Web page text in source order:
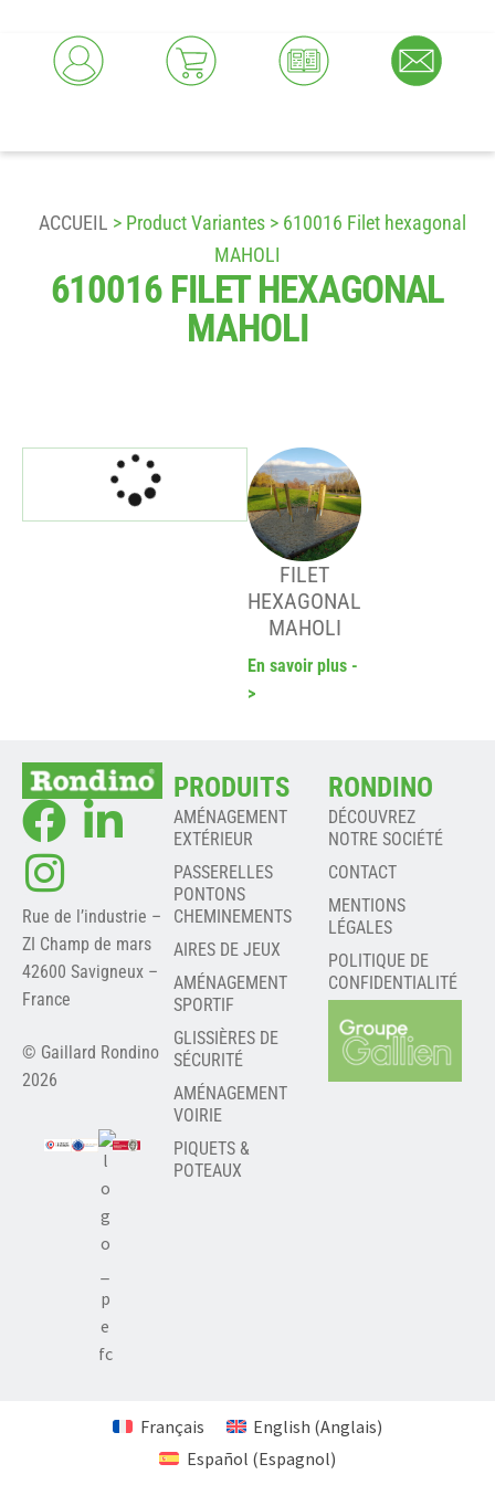
ACCUEIL > Product Variantes > 610016 Filet hexagonal
MAHOLI
610016 FILET HEXAGONAL
MAHOLI
FILET
HEXAGONAL
MAHOLI
En savoir plus -
>
Rue de l’industrie –
ZI Champ de mars
42600 Savigneux –
France
© Gaillard Rondino
2026
PRODUITS
AMÉNAGEMENT
EXTÉRIEUR
PASSERELLES
PONTONS
CHEMINEMENTS
AIRES DE JEUX
AMÉNAGEMENT
SPORTIF
GLISSIÈRES DE
SÉCURITÉ
AMÉNAGEMENT
VOIRIE
PIQUETS &
POTEAUX
RONDINO
DÉCOUVREZ
NOTRE SOCIÉTÉ
CONTACT
MENTIONS
LÉGALES
POLITIQUE DE
CONFIDENTIALITÉ
Français English (Anglais)
Español (Espagnol)